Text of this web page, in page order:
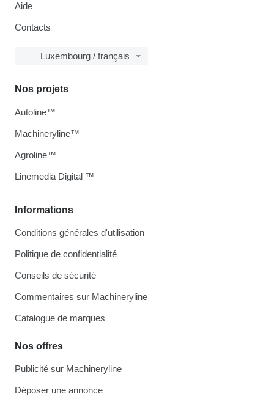
Aide
Contacts
Luxembourg / français
Informations
Conditions générales d'utilisation
Politique de confidentialité
Conseils de sécurité
Commentaires sur Machineryline
Catalogue de marques
Nos offres
Publicité sur Machineryline
Déposer une annonce
Nos projets
Autoline™
Machineryline™
Agroline™
Linemedia Digital ™